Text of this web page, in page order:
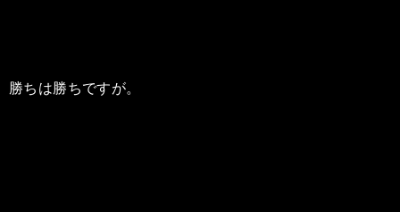
勝ちは勝ちですが。